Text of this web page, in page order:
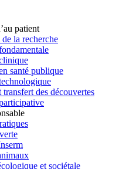
patient
la recherche
santé publique
des découvertes
et sociétale